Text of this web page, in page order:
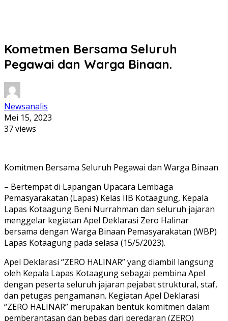
Kometmen Bersama Seluruh
Pegawai dan Warga Binaan.
Newsanalis
Mei 15, 2023
37 views
Komitmen Bersama Seluruh Pegawai dan Warga Binaan
– Bertempat di Lapangan Upacara Lembaga
Pemasyarakatan (Lapas) Kelas IIB Kotaagung, Kepala
Lapas Kotaagung Beni Nurrahman dan seluruh jajaran
menggelar kegiatan Apel Deklarasi Zero Halinar
bersama dengan Warga Binaan Pemasyarakatan (WBP)
Lapas Kotaagung pada selasa (15/5/2023).
Apel Deklarasi “ZERO HALINAR” yang diambil langsung
oleh Kepala Lapas Kotaagung sebagai pembina Apel
dengan peserta seluruh jajaran pejabat struktural, staf,
dan petugas pengamanan. Kegiatan Apel Deklarasi
“ZERO HALINAR” merupakan bentuk komitmen dalam
pemberantasan dan bebas dari peredaran (ZERO)